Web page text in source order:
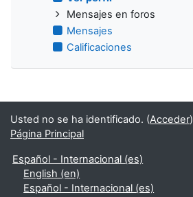
Mensajes en foros
Mensajes
Calificaciones
Usted no se ha identificado. (Acceder)
Página Principal
Español - Internacional ‎(es)‎
English ‎(en)‎
Español - Internacional ‎(es)‎